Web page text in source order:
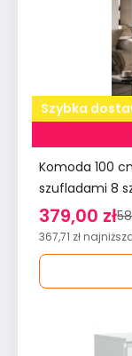
Szybka
Komoda 100
szufladami 8
sypialni i
379,00 zł
367,71 zł